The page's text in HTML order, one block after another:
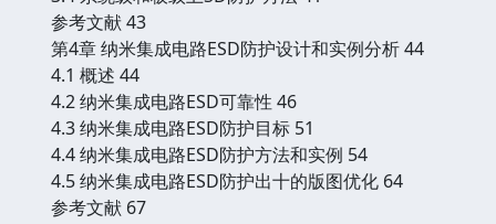
参考文献 43
第4章 纳米集成电路ESD防护设计和实例分析 44
4.1 概述 44
4.2 纳米集成电路ESD可靠性 46
4.3 纳米集成电路ESD防护目标 51
4.4 纳米集成电路ESD防护方法和实例 54
4.5 纳米集成电路ESD防护出十的版图优化 64
参考文献 67